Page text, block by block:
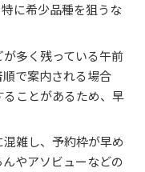
に希少品種を狙うな
が多く残っている午前
で案内される場合
ことがあるため、早
混雑し、予約枠が早め
やアソビューなどの